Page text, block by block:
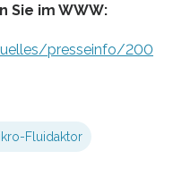
Sie im WWW:
presseinfo/200
Fluidaktor